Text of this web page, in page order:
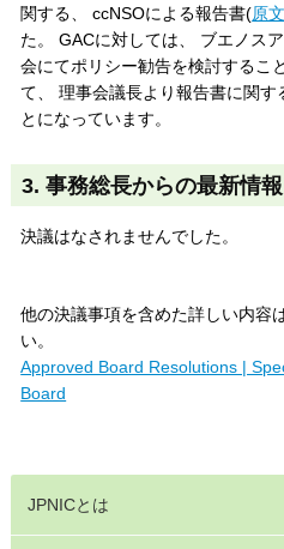
関する、 ccNSOによる報告書(原文
た。 GACに対しては、 ブエノス
会にてポリシー勧告を検討するこ
て、 理事会議長より報告書に関す
とになっています。
3. 事務総長からの最新情報
決議はなされませんでした。
他の決議事項を含めた詳しい内容
い。
Approved Board Resolutions |
Board
JPNICとは